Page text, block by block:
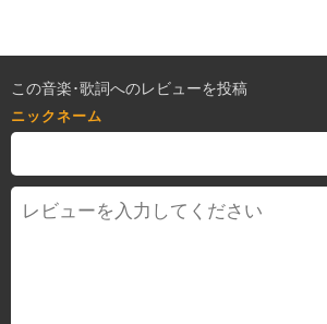
この音楽･歌詞へのレビューを投稿
ニックネーム